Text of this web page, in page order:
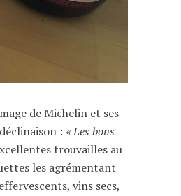
de Michelin et ses
: « Les bons
trouvailles au
les agrémentant
vins secs,